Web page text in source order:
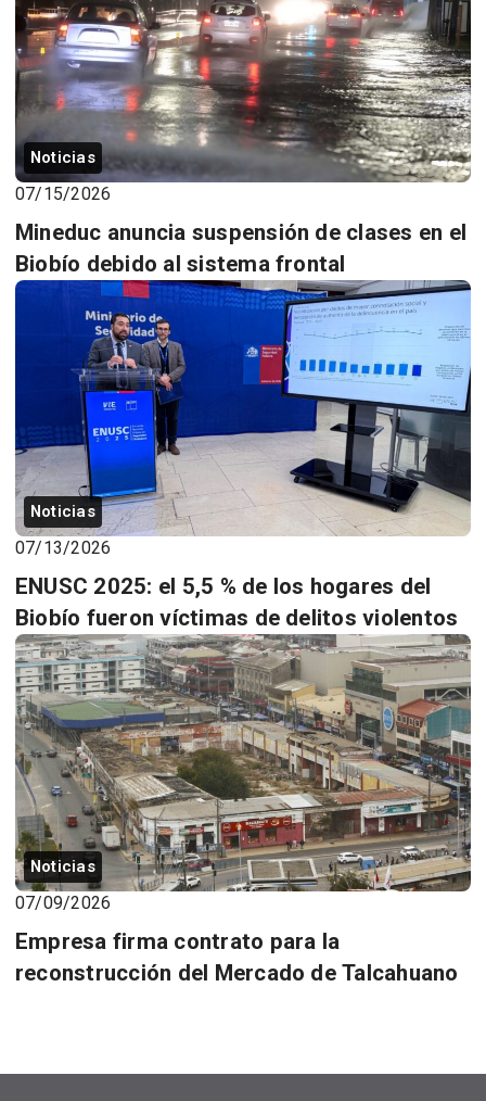
Noticias
07/15/2026
Mineduc anuncia suspensión de clases en el
Biobío debido al sistema frontal
Noticias
07/13/2026
ENUSC 2025: el 5,5 % de los hogares del
Biobío fueron víctimas de delitos violentos
Noticias
07/09/2026
Empresa firma contrato para la
reconstrucción del Mercado de Talcahuano